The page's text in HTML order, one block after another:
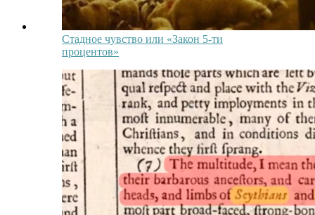
Стадное чувство или «Закон 5-ти
процентов»